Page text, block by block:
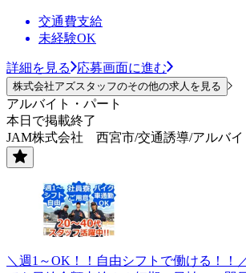
交通費支給
未経験OK
詳細を見る 応募画面に進む
株式会社アズスタッフのその他の求人を見る
アルバイト・パート
本日で掲載終了
JAM株式会社 西宮市/交通誘導/アルバイ
＼週1～OK！！自由シフトで働ける！！